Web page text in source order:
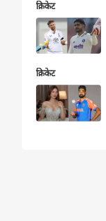
क्रिकेट
क्रिकेट